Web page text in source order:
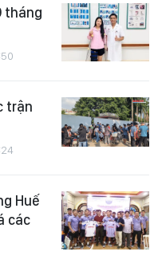
tháng
trận
Huế
các